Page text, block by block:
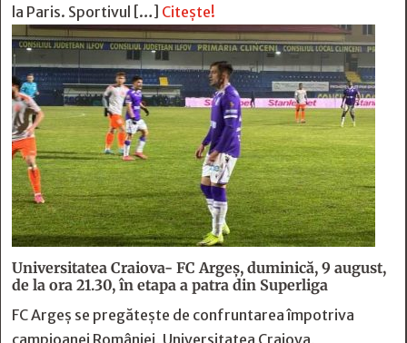
la Paris. Sportivul […] Citește!
Universitatea Craiova- FC Argeș, duminică, 9 august,
de la ora 21.30, în etapa a patra din Superliga
FC Argeș se pregătește de confruntarea împotriva